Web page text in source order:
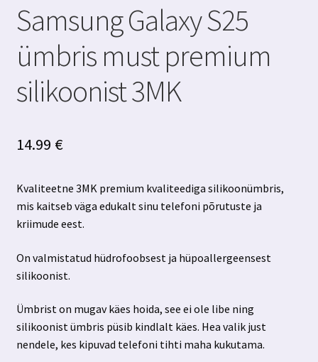
Samsung Galaxy S25
ümbris must premium
silikoonist 3MK
14.99 €
Kvaliteetne 3MK premium kvaliteediga silikoonümbris,
mis kaitseb väga edukalt sinu telefoni põrutuste ja
kriimude eest.
On valmistatud hüdrofoobsest ja hüpoallergeensest
silikoonist.
Ümbrist on mugav käes hoida, see ei ole libe ning
silikoonist ümbris püsib kindlalt käes. Hea valik just
nendele, kes kipuvad telefoni tihti maha kukutama.